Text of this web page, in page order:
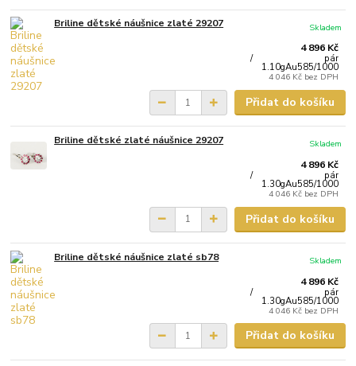
Briline dětské náušnice zlaté 29207
4 896 Kč
/ pár
1.10gAu585/1000
4 046 Kč bez DPH
Skladem
Přidat do košíku
Briline dětské zlaté náušnice 29207
4 896 Kč
/ pár
1.30gAu585/1000
4 046 Kč bez DPH
Skladem
Přidat do košíku
Briline dětské náušnice zlaté sb78
4 896 Kč
/ pár
1.30gAu585/1000
4 046 Kč bez DPH
Skladem
Přidat do košíku